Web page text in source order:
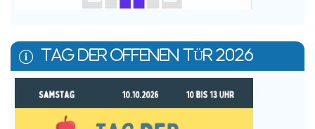
TAG DER OFFENEN TÜR 2026